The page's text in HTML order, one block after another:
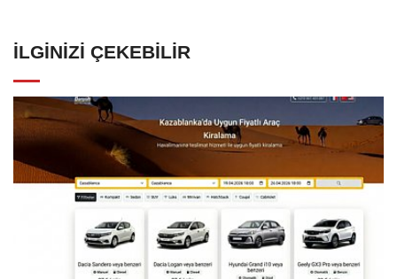
İLGINIZI ÇEKEBILIR